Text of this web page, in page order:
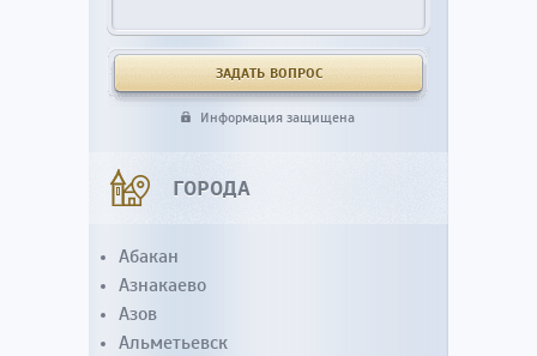
Информация защищена
ГОРОДА
Абакан
Азнакаево
Азов
Альметьевск